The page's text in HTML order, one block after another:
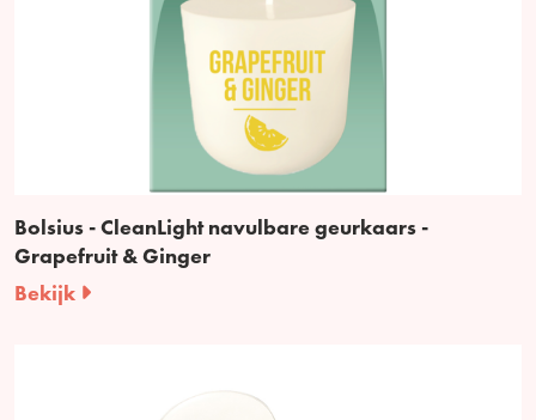
Bolsius - CleanLight navulbare geurkaars -
Grapefruit & Ginger
Bekijk